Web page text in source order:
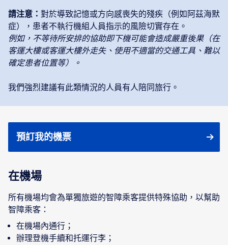
請注意： 對於導致記憶或方向感喪失的殘疾（例如阿茲海默
例如，不等待所安排的協助即下機可能會造成嚴重後果（在
客運大樓或客運大樓外走失、使用不適當的交通工具、難以
確定患者位置等）。
我們強烈建議有此類情況的人員有人陪同旅行。
預訂我的機票
在機場
所有機場均會為單獨旅遊的智障乘客提供特殊協助，以幫助
智障乘客：
在機場內通行；
辦理登機手續和托運行李；